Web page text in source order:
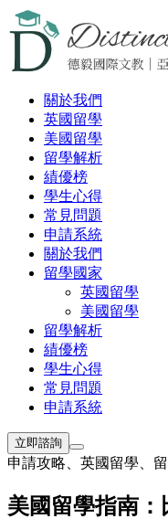
關於我們
英國留學
美國留學
留學解析
績優榜
學生心得
常見問題
申請系統
關於我們
留學國家
英國留學
美國留學
留學解析
績優榜
學生心得
常見問題
申請系統
立即諮詢
申請攻略 英國留學
美國留學指南：